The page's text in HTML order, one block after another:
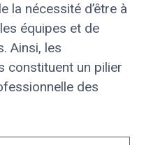
la nécessité d’être à
équipes et de
Ainsi, les
constituent un pilier
des